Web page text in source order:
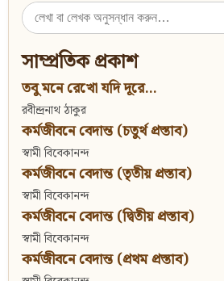
Search
for:
সাম্প্রতিক প্রকাশ
তবু মনে রেখো যদি দূরে...
রবীন্দ্রনাথ ঠাকুর
কর্মজীবনে বেদান্ত (চতুর্থ প্রস্তাব)
স্বামী বিবেকানন্দ
কর্মজীবনে বেদান্ত (তৃতীয় প্রস্তাব)
স্বামী বিবেকানন্দ
কর্মজীবনে বেদান্ত (দ্বিতীয় প্রস্তাব)
স্বামী বিবেকানন্দ
কর্মজীবনে বেদান্ত (প্রথম প্রস্তাব)